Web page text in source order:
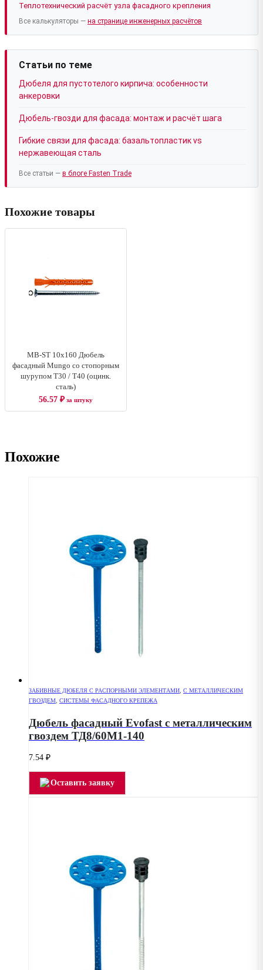
Теплотехнический расчёт узла фасадного крепления
Все калькуляторы — на странице инженерных расчётов
Статьи по теме
Дюбеля для пустотелого кирпича: особенности
анкеровки
Дюбель-гвозди для фасада: монтаж и расчёт шага
Гибкие связи для фасада: базальтопластик vs
нержавеющая сталь
Все статьи — в блоге Fasten Trade
Похожие товары
MB-SТ 10x160 Дюбель
фасадный Mungo со стопорным
шурупом T30 / T40 (оцинк.
сталь)
56.57 ₽за штуку
Похожие
ЗАБИВНЫЕ ДЮБЕЛЯ С РАСПОРНЫМИ ЭЛЕМЕНТАМИ, С МЕТАЛЛИЧЕСКИМ
ГВОЗДЕМ, СИСТЕМЫ ФАСАДНОГО КРЕПЕЖА
Дюбель фасадный Evofast с металлическим
гвоздем ТД8/60М1-140
7.54 ₽
Оставить заявку